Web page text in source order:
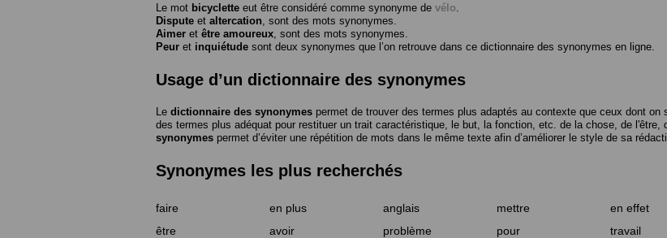
Le mot bicyclette eut être considéré comme synonyme de vélo
Dispute et altercation , sont des mots synonymes.
Aimer et être amoureux , sont des mots synonymes.
Peur et inquiétude sont deux synonymes que l’on retrouve dans ce dictionnaire des synonymes en ligne.
Usage d’un dictionnaire des synonymes
Le dictionnaire des synonymes permet de trouver des termes plus adaptés au contexte que ceux dont
des termes plus adéquat pour restituer un trait caractéristique, le but, la fonction, etc. de la chose, de l'être,
synonymes permet d’éviter une répétition de mots dans le même texte afin d’améliorer le style de sa
Synonymes les plus recherchés
faire en plus anglais mettre en effet
être
avoir problème pour travail